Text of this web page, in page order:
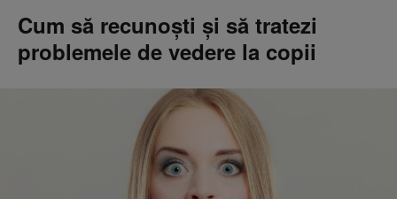
Cum să recunoști și să tratezi
problemele de vedere la copii